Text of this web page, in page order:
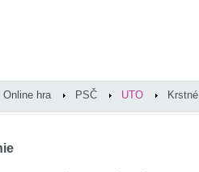
Online hra PSČ UTO